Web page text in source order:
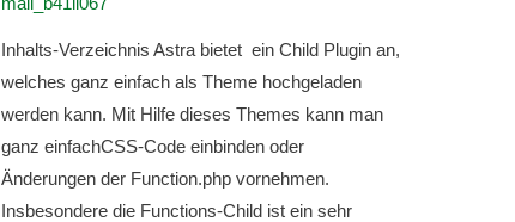
Inhalts-Verzeichnis Astra bietet ein Child Plugin an,
welches ganz einfach als Theme hochgeladen
werden kann. Mit Hilfe dieses Themes kann man
ganz einfachCSS-Code einbinden oder
Änderungen der Function.php vornehmen.
Insbesondere die Functions-Child ist ein sehr